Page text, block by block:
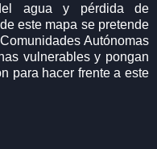
agua y pérdida de
este mapa se pretende
Autónomas
vulnerables y pongan
para hacer frente a este